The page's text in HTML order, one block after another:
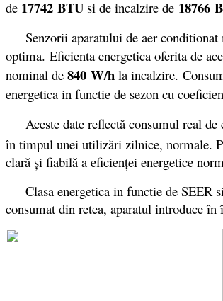
de 17742 BTU si de incalzire de 18766
Senzorii aparatului de aer conditionat
optima. Eficienta energetica oferita de
nominal de 840 W/h la incalzire.
energetica in functie de sezon cu
Aceste date reflectă consumul real de
în timpul unei utilizări zilnice, normale.
clară şi fiabilă a eficienţei energetice
Clasa energetica in functie de SEER
consumat din retea, aparatul introduce în